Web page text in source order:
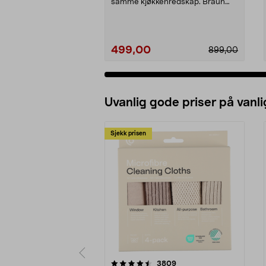
samme kjøkkenredskap. Braun
499,00 899,00
Uvanlig gode priser på
Sjekk prisen
3809anmeldelser
4.5av 5 stjerner